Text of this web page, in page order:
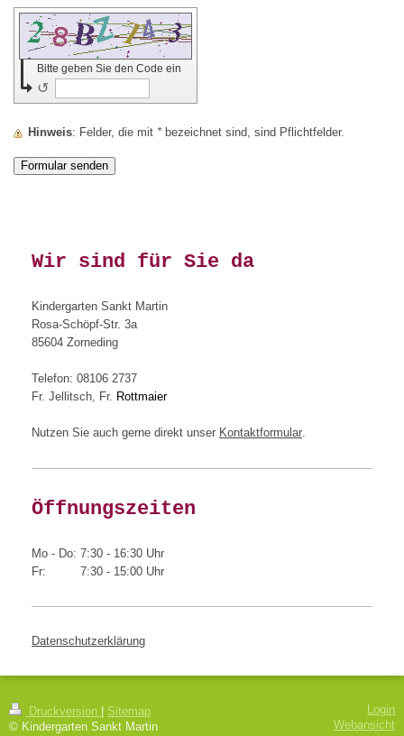
Bitte geben Sie den Code ein
↺
Hinweis : Felder, die mit *bezeichnet sind, sind Pflichtfelder.
Wir sind für Sie da
Kindergarten Sankt Martin
Rosa-Schöpf-Str. 3a
85604 Zorneding
Telefon: 08106 2737
Fr. Jellitsch, Fr. Rottmaier
Nutzen Sie auch gerne direkt unser Kontaktformular.
Öffnungszeiten
Mo - Do: 7:30 - 16:30 Uhr
Fr:
7:30 - 15:00 Uhr
Datenschutzerklärung
Druckversion
Sitemap
© Kindergarten Sankt Martin
Login
Webansicht